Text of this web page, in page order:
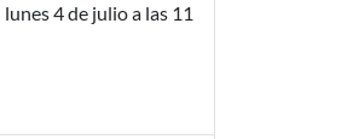
4 de julio a las 11